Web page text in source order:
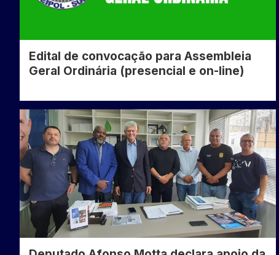
Edital de convocação para Assembleia
Geral Ordinária (presencial e on-line)